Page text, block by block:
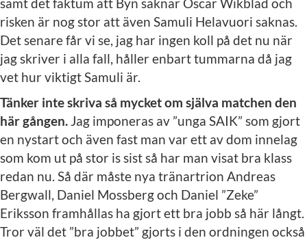
risken är nog stor att även Samuli Helavuori saknas.
Det senare får vi se, jag har ingen koll på det nu när
jag skriver i alla fall, håller enbart tummarna då jag
vet hur viktigt Samuli är.
Tänker inte skriva så mycket om själva matchen den
här gången. Jag imponeras av ”unga SAIK” som gjort
en nystart och även fast man var ett av dom innelag
som kom ut på stor is sist så har man visat bra klass
redan nu. Så där måste nya tränartrion Andreas
Bergwall, Daniel Mossberg och Daniel ”Zeke”
Eriksson framhållas ha gjort ett bra jobb så här långt.
Tror väl det ”bra jobbet” gjorts i den ordningen också